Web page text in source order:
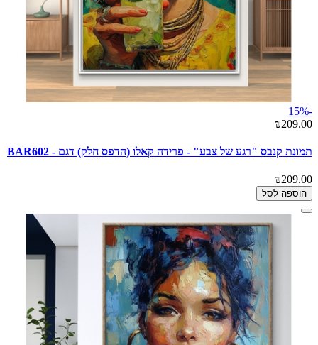
-15%
₪209.00
תמונת קנבס "רגע של צבע" - פרידה קאלו (הדפס חלק) דגם - BAR602
₪209.00
הוספה לסל